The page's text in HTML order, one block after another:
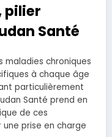
pilier
Santé
maladies chroniques
à chaque âge
particulièrement
Santé prend en
de ces
prise en charge